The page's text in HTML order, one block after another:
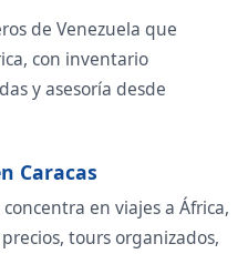
de Venezuela que
con inventario
y asesoría desde
Caracas
en viajes a África,
tours organizados,